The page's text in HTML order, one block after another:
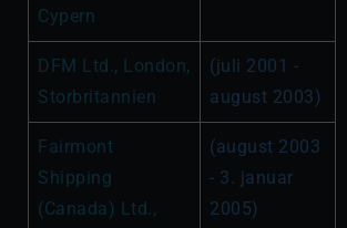
Cypern
DFM Ltd., London,
Storbritannien
(juli 2001 -
august 2003)
Fairmont
Shipping
(Canada) Ltd.,
(august 2003
- 3. januar
2005)